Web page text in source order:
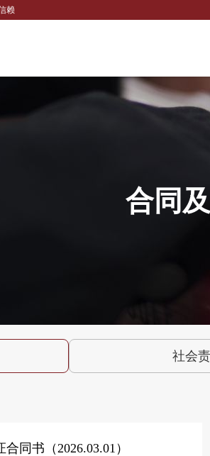
赖
合同
社会
同书（2026.03.01）